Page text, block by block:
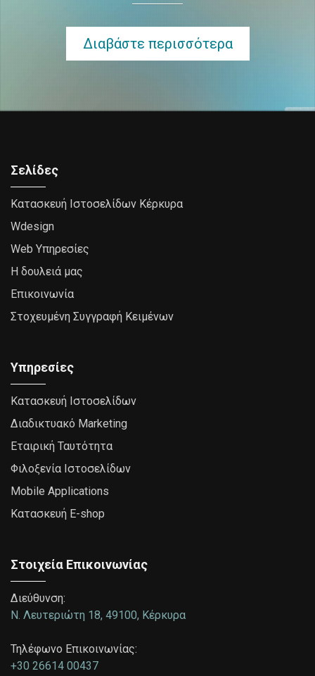
Διαβάστε περισσότερα
Σελίδες
Κατασκευή Ιστοσελίδων Κέρκυρα
Wdesign
Web Υπηρεσίες
Η δουλειά μας
Επικοινωνία
Στοχευμένη Συγγραφή Κειμένων
Υπηρεσίες
Κατασκευή Ιστοσελίδων
Διαδικτυακό Marketing
Εταιρική Ταυτότητα
Φιλοξενία Ιστοσελίδων
Mobile Applications
Κατασκευή Ε-shop
Στοιχεία Επικοινωνίας
Διεύθυνση:
Ν. Λευτεριώτη 18, 49100, Κέρκυρα
Τηλέφωνο Επικοινωνίας:
+30 26614 00437